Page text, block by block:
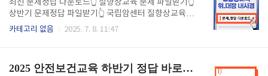
가 포함되어 있으며 이해하기 쉽게 해설을 추가하였습
니다. 문제는 아래와 같이 제공됩니다. 미리보기로 문제
3가지 정도를 소개합니다. 문제 1Q. 안전한 행동을 지
최신 문제정답 다운로드👆 질향상교육 문제 파일받기👆
상반기 문제정답 파일받기👆 국립암센터 질향상교육 시
험, 더 이상 어렵게 준비할 필요 없습니다. 이미 많은 분
을 모두 확인하실 수 있습니다. 바쁜 일정 속에서도 최
카테고리 없음 2025. 7. 8. 11:47
2025 안전보건교육 하반기 정답 바로가기